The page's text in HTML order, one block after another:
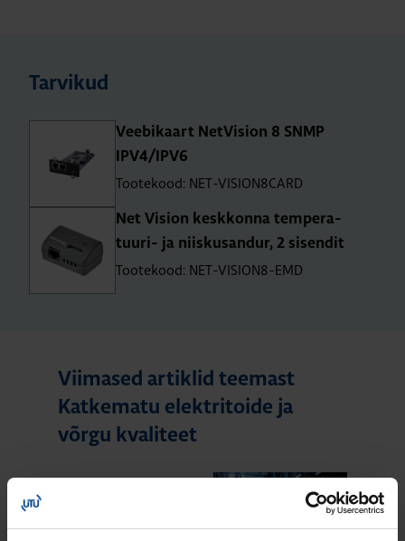
Tarvikud
Vee­bi­kaart Net­Vi­sion 8 SNMP
IPV4/IPV6
Tootekood: NET-VISION8CARD
Net Vision kesk­konna tem­pe­ra­
tuuri- ja niis­kusan­dur, 2 sisen­dit
Tootekood: NET-VISION8-EMD
Viimased artiklid teemast
Katkematu elektritoide ja
võrgu kvaliteet